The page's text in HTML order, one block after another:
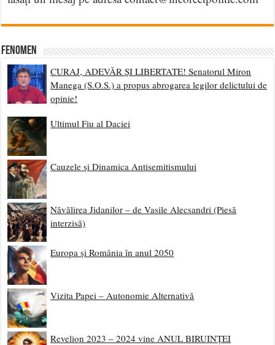
Fenomen
CURAJ, ADEVĂR ȘI LIBERTATE! Senatorul Miron
Manega (S.O.S.) a propus abrogarea legilor delictului de
opinie!
Ultimul Fiu al Daciei
Cauzele și Dinamica Antisemitismului
Năvălirea Jidanilor – de Vasile Alecsandri (Piesă
interzisă)
Europa și România în anul 2050
Vizita Papei – Autonomie Alternativă
Revelion 2023 – 2024 vine ANUL BIRUINȚEI